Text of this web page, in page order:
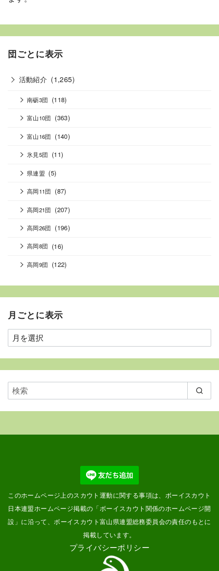
団ごとに表示
活動紹介 (1,265)
南砺3団 (118)
富山10団 (363)
富山16団 (140)
氷見5団 (11)
県連盟 (5)
高岡11団 (87)
高岡21団 (207)
高岡26団 (196)
高岡8団 (16)
高岡9団 (122)
月ごとに表示
月
ご
と
表
示
このホームページ上のスカウト運動に関する事項は、ボーイスカウト
日本連盟ホームページ掲載の「ボーイスカウト関係のホームページ開
設 」に沿って、ボーイスカウト富山県連盟総務委員会の責任のもとに
掲載しています。
プライバシーポリシー